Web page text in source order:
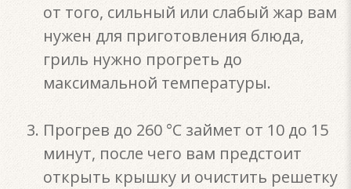
от того, сильный или слабый жар вам
нужен для приготовления блюда,
гриль нужно прогреть до
максимальной температуры.
Прогрев до 260 °C займет от 10 до 15
минут, после чего вам предстоит
открыть крышку и очистить решетку